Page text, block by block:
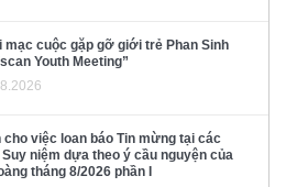
cuộc gặp gỡ giới trẻ Phan Sinh
Youth Meeting”
cho việc loan báo Tin mừng tại các
niệm dựa theo ý cầu nguyện của
tháng 8/2026 phần I